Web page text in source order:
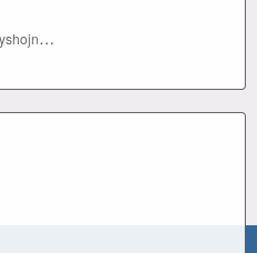
ndryshojë veten